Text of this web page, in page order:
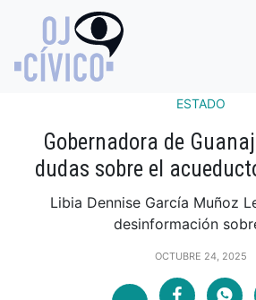
ESTADO
Gobernadora de
dudas sobre el
Libia Dennise García Muñoz
desinformación
OCTUBRE 24, 2025